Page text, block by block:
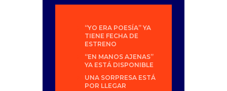
“YO ERA POESÍA” YA
TIENE FECHA DE
ESTRENO
“EN MANOS AJENAS”
YA ESTÁ DISPONIBLE
UNA SORPRESA ESTÁ
POR LLEGAR